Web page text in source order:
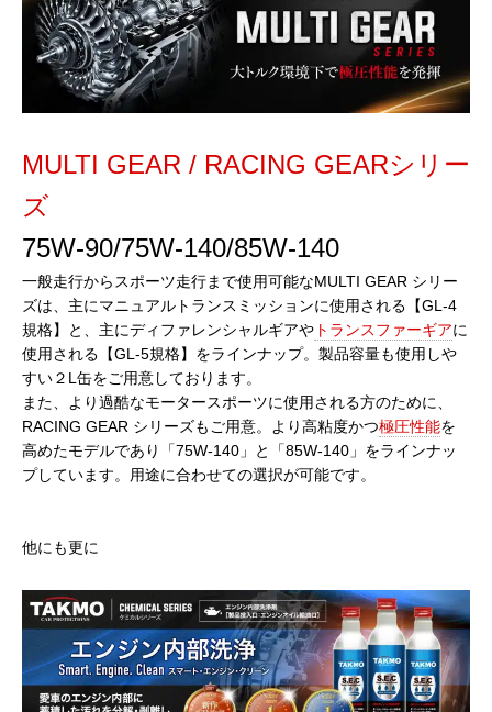
MULTI GEAR / RACING GEARシリー
ズ
75W-90/75W-140/85W-140
一般走行からスポーツ走行まで使用可能なMULTI GEAR シリー
ズは、主にマニュアルトランスミッションに使用される【GL-4
規格】と、主にディファレンシャルギアや トランスファーギアに
使用される【GL-5規格】をラインナップ。製品容量も使用しや
すい２L缶をご用意しております。
また、より過酷なモータースポーツに使用される方のために、
RACING GEAR シリーズもご用意。より高粘度かつ極圧性能を
高めたモデルであり「75W-140」と「85W-140」をラインナッ
プしています。用途に合わせての選択が可能です。
他にも更に